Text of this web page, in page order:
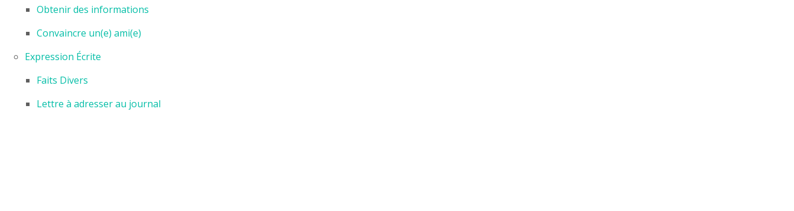
Obtenir des informations
Convaincre un(e) ami(e)
Expression Écrite
Faits Divers
Lettre à adresser au journal